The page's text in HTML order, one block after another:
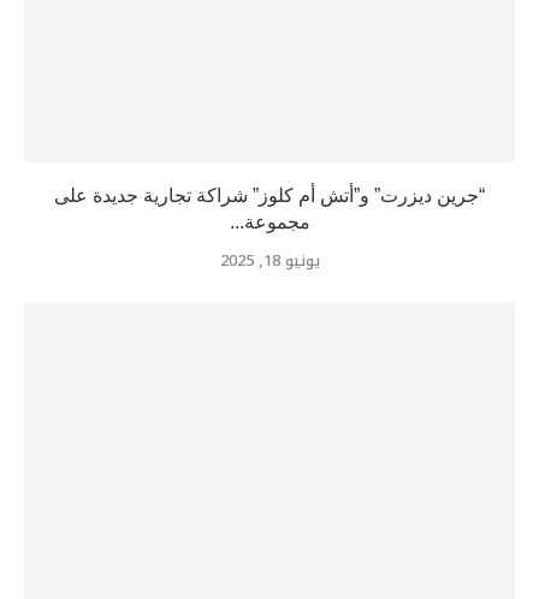
“جرين ديزرت” و”أتش أم كلوز” شراكة تجارية جديدة على
مجموعة...
يونيو 18, 2025